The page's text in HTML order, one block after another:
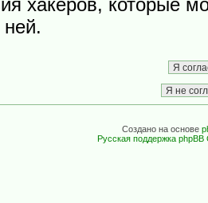
хакеров, которые
ней.
Создано на основе
Русская поддержка phpBB